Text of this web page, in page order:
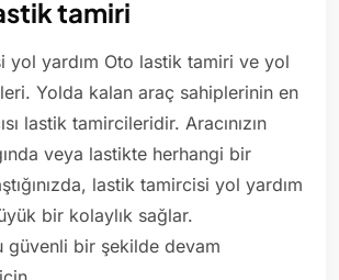
tamiri
yol yardım Oto lastik tamiri ve yol
Yolda kalan araç sahiplerinin en
lastik tamircileridir. Aracınızın
veya lastikte herhangi bir
lastik tamircisi yol yardım
bir kolaylık sağlar.
güvenli bir şekilde devam